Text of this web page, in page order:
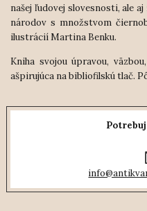
našej ľudovej slovesnosti, ale
národov s množstvom
ilustrácií Martina Benku.
Kniha svojou úpravou,
ašpirujúca na bibliofilskú tlač.